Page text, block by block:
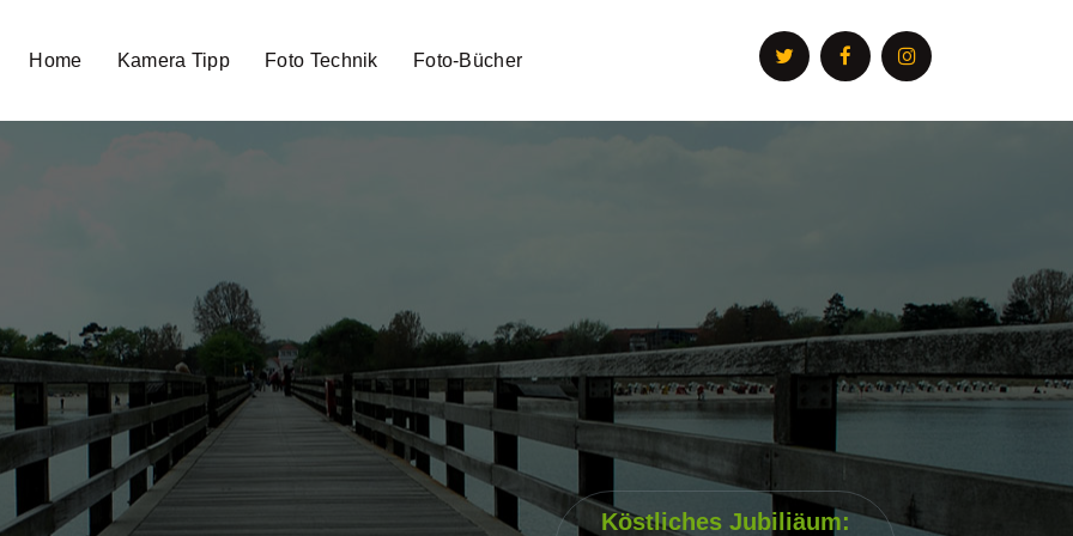
Home Kamera Tipp Foto Technik Foto-Bücher
Köstliches Jubiliäum: